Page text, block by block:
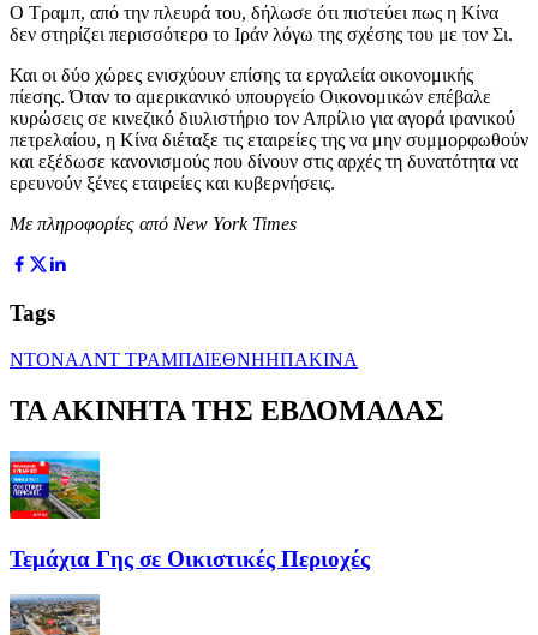
Ο Τραμπ, από την πλευρά του, δήλωσε ότι πιστεύει πως η Κίνα
δεν στηρίζει περισσότερο το Ιράν λόγω της σχέσης του με τον Σι.
Και οι δύο χώρες ενισχύουν επίσης τα εργαλεία οικονομικής
πίεσης. Όταν το αμερικανικό υπουργείο Οικονομικών επέβαλε
κυρώσεις σε κινεζικό διυλιστήριο τον Απρίλιο για αγορά ιρανικού
πετρελαίου, η Κίνα διέταξε τις εταιρείες της να μην συμμορφωθούν
και εξέδωσε κανονισμούς που δίνουν στις αρχές τη δυνατότητα να
ερευνούν ξένες εταιρείες και κυβερνήσεις.
Με πληροφορίες από New York Times
Tags
ΝΤΟΝΑΛΝΤ ΤΡΑΜΠΔΙΕΘΝΗΗΠΑΚΙΝΑ
ΤΑ ΑΚΙΝΗΤΑ ΤΗΣ ΕΒΔΟΜΑΔΑΣ
Τεμάχια Γης σε Οικιστικές Περιοχές